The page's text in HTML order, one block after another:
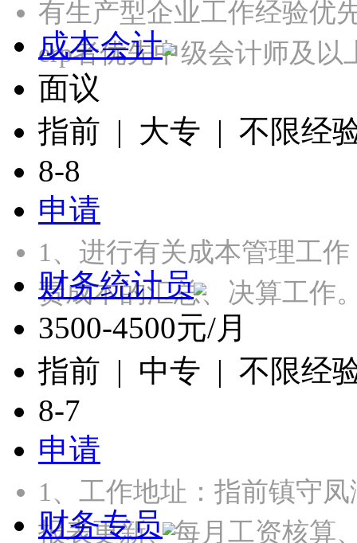
有生产型企业工作经验优
erp者优先中级会计师及
成本会计
面议
指前 | 大专 | 不限经
8-8
申请
1、进行有关成本管理工
责成本的汇总、决算工
财务统计员
3500-4500元/月
指前 | 中专 | 不限经
8-7
申请
1、工作地址：指前镇守
报表更新、每月工资核
财务专员